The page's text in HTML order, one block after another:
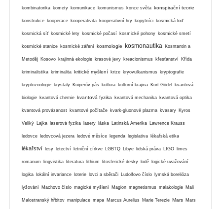
kombinatorika komety komunikace komunismus konce světa konspirační teorie
konstrukce kooperace kooperativita kooperativní hry kopytníci kosmická loď
kosmická síť kosmické lety kosmické počasí kosmické pohony kosmické smetí
kosmické stanice kosmické záření kosmologie kosmonautika Kosntantin a
Metoděj Kosovo krajinná ekologie krasové jevy kreacionismus křesťanství Křída
kriminalistika kriminalita kritické myšlení krize kryovulkanismus kryptografie
kryptozoologie krystaly Kuiperův pás kultura kulturní krajina Kurt Gödel kvantová
biologie kvantová chemie kvantová fyzika kvantová mechanika kvantová optika
kvantová provázanost kvantové počítače kvark-gluonové plazma kvasary Kyros
Veliký Lajka laserová fyzika lasery láska Latinská Amerika Lawrence Krauss
ledovce ledovcová jezera ledové měsíce legenda legislativa lékařská etika
lékařství lesy letectví letniční církve LGBTQ Libye lidská práva LIGO limes
romanum lingvistika literatura lithium litosferické desky lodě logické uvažování
logika lokální invariance loterie lovci a sběrači Ludolfovo číslo lymská borelióza
lyžování Machovo číslo magické myšlení Magion magnetismus malakologie Mali
Malostranský hřbitov manipulace mapa Marcus Aurelius Marie Terezie Mars Mars